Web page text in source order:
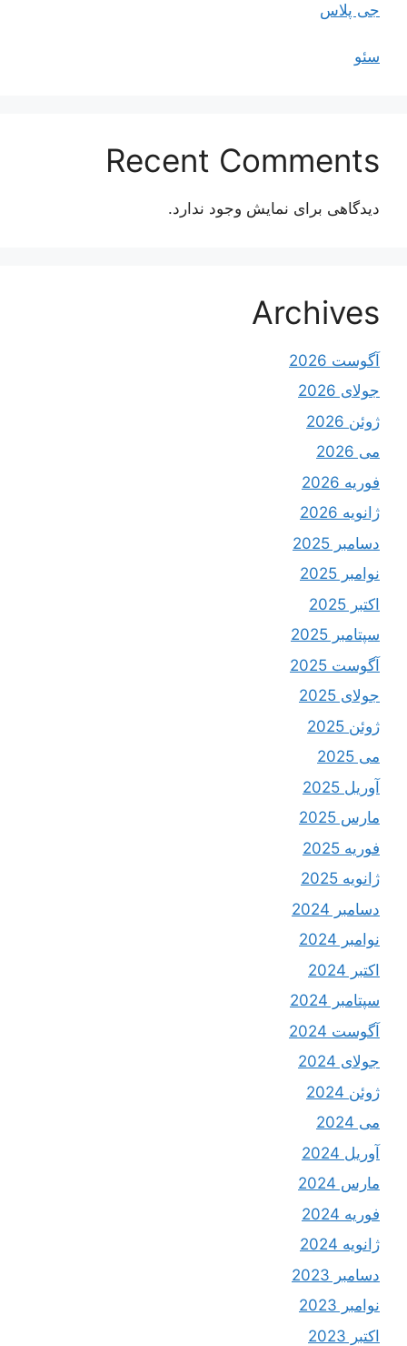
جی پلاس
سئو
Recent Comments
دیدگاهی برای نمایش وجود ندارد.
Archives
آگوست 2026
جولای 2026
ژوئن 2026
می 2026
فوریه 2026
ژانویه 2026
دسامبر 2025
نوامبر 2025
اکتبر 2025
سپتامبر 2025
آگوست 2025
جولای 2025
ژوئن 2025
می 2025
آوریل 2025
مارس 2025
فوریه 2025
ژانویه 2025
دسامبر 2024
نوامبر 2024
اکتبر 2024
سپتامبر 2024
آگوست 2024
جولای 2024
ژوئن 2024
می 2024
آوریل 2024
مارس 2024
فوریه 2024
ژانویه 2024
دسامبر 2023
نوامبر 2023
اکتبر 2023